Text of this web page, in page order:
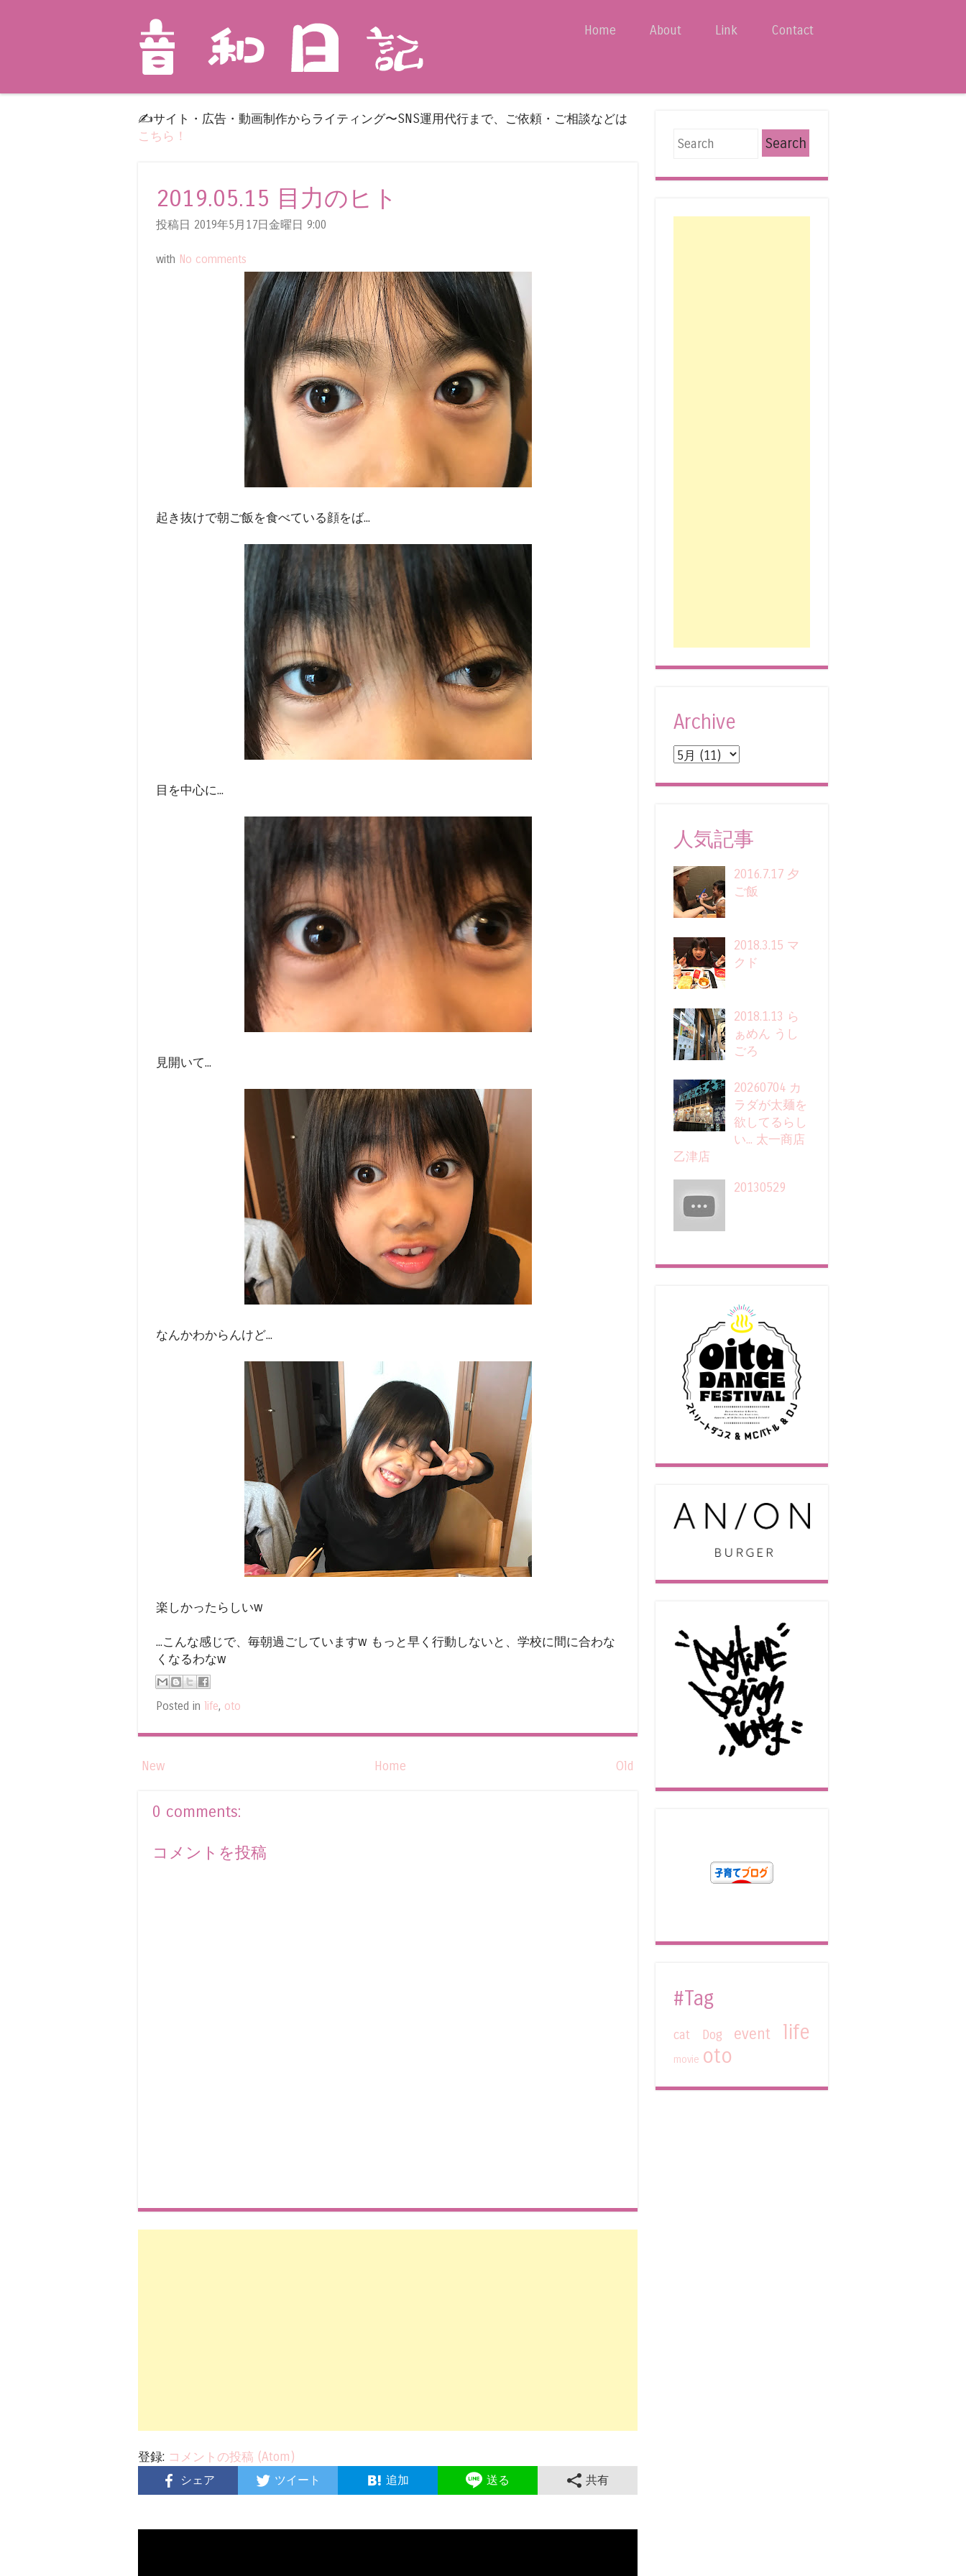
Home About Link Contact
✍️サイト・広告・動画制作からライティング〜SNS運用代行まで、ご依頼・ご相談などは
こちら！
2019.05.15 目力のヒト
投稿日 2019年5月17日金曜日 9:00
with No comments
起き抜けで朝ご飯を食べている顔をば...
目を中心に...
見開いて...
なんかわからんけど...
楽しかったらしいw
...こんな感じで、毎朝過ごしていますw もっと早く行動しないと、学校に間に合わな
くなるわなw
Posted in life, oto
New Old
Home
0 comments:
コメントを投稿
登録: コメントの投稿 (Atom)
シェア ツイート 追加 送る 共有
Search
Archive
人気記事
2016.7.17 夕
ご飯
2018.3.15 マ
クド
2018.1.13 ら
ぁめん うし
ごろ
20260704 カ
ラダが太麺を
欲してるらし
い... 太一商店
乙津店
20130529
#Tag
cat Dog event life
movie oto